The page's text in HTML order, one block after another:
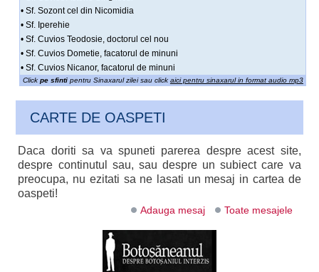
• Sf. Sozont cel din Nicomidia
• Sf. Iperehie
• Sf. Cuvios Teodosie, doctorul cel nou
• Sf. Cuvios Dometie, facatorul de minuni
• Sf. Cuvios Nicanor, facatorul de minuni
Click pe sfintipentru Sinaxarul zilei sau click aici pentru sinaxarul in format audio mp3
CARTE DE OASPETI
Daca doriti sa va spuneti parerea despre acest site,
despre continutul sau, sau despre un subiect care va
preocupa, nu ezitati sa ne lasati un mesaj in cartea de
oaspeti!
Adauga mesaj Toate mesajele